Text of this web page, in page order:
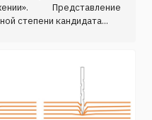
Представление
степени кандидата...